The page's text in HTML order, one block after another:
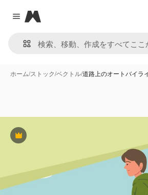
Close menu
Magnific
ホーム/ストック/ベクトル/道路上のオートバイラ
Premium